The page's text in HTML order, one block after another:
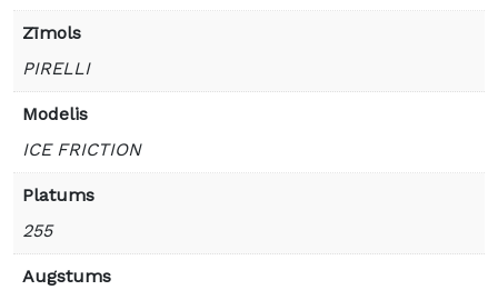
Zīmols
PIRELLI
Modelis
ICE FRICTION
Platums
255
Augstums